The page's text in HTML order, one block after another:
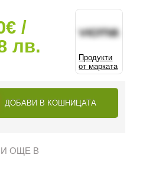
Продукти
от марката
/
лв.
ДОБАВИ В КОШНИЦАТА
ОЩЕ В